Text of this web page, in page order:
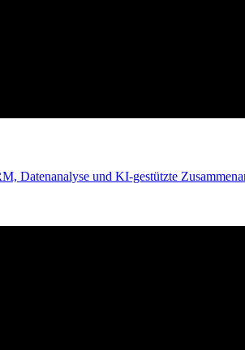
Datenanalyse und KI-gestützte